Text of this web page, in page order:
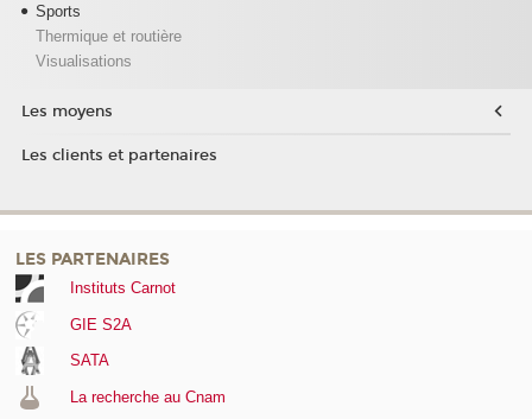
Sports
Thermique et routière
Visualisations
Les moyens
Les clients et partenaires
LES PARTENAIRES
Instituts Carnot
GIE S2A
SATA
La recherche au Cnam